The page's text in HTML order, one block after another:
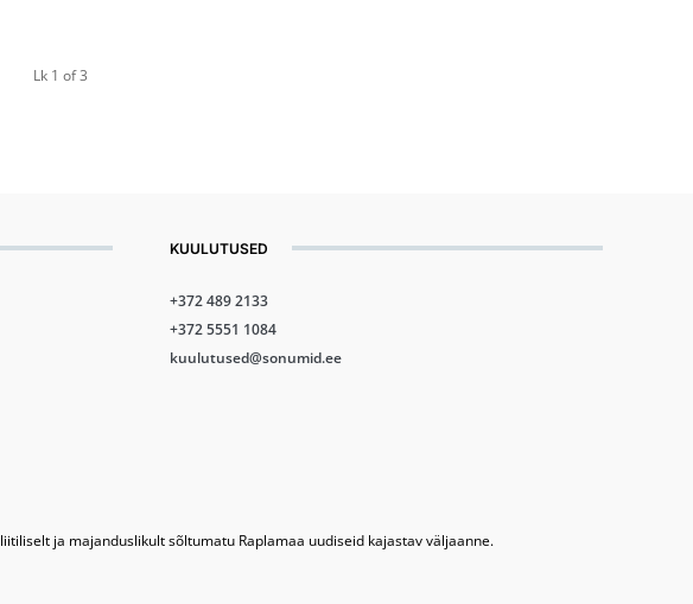
Lk 1 of 3
KUULUTUSED
+372 489 2133
+372 5551 1084
kuulutused@sonumid.ee
ja majanduslikult sõltumatu Raplamaa uudiseid kajastav väljaanne.